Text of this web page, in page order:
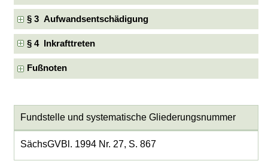
§ 3 Aufwandsentschädigung
§ 4 Inkrafttreten
Fußnoten
Fundstelle und systematische Gliederungsnummer
SächsGVBl. 1994 Nr. 27, S. 867